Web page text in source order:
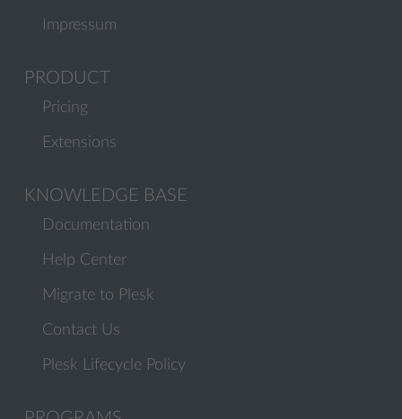
Impressum
PRODUCT
Pricing
Extensions
KNOWLEDGE BASE
Documentation
Help Center
Migrate to Plesk
Contact Us
Plesk Lifecycle Policy